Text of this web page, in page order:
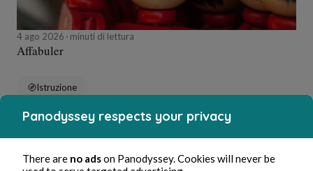
4 ago 2026 minuti di lettura
Affabuler
Istruzione
Bernard Ducosson
Panodyssey respects your privacy
There are no adson Panodyssey. Cookies will never be